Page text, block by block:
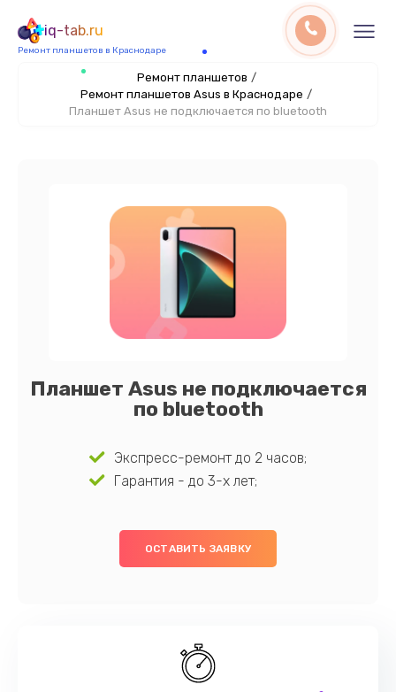
iq-tab.ru
Ремонт планшетов в Краснодаре
Ремонт планшетов /
Ремонт планшетов Asus в Краснодаре /
Планшет Asus не подключается по bluetooth
Планшет Asus не подключается
по bluetooth
Экспресс-ремонт до 2 часов;
Гарантия - до 3-х лет;
ОСТАВИТЬ ЗАЯВКУ